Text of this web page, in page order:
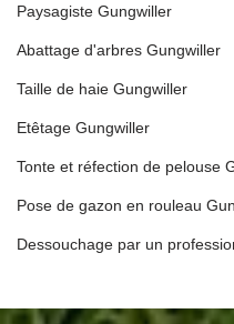
Paysagiste Gungwiller
Abattage d'arbres Gungwiller
Taille de haie Gungwiller
Etêtage Gungwiller
Tonte et réfection de pelouse
Pose de gazon en rouleau
Dessouchage par un